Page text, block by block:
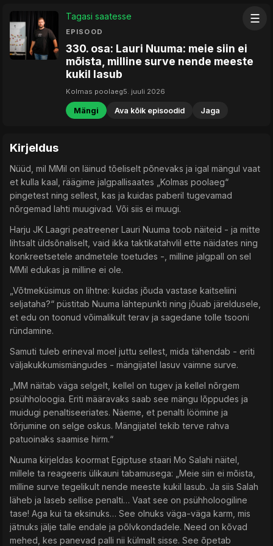
☰
Tagasi saatesse
EPISOOD
330. osa: Lauri Nuuma: meie siin ei
mõista, milline surve nende meeste
kukil lasub
Kolmas poolaeg5. juuli 2026
Mängi Ava kõik episoodid Jaga
Kirjeldus
Nüüd, mil MMil on läinud tõeliselt põnevaks ja igal mängul vaat
et kulla kaal, räägime jalgpallisaates „Kolmas poolaeg“
pingetest ning sellest, kas ja kuidas paberil tugevamad
nõrgemad lahti muugivad. Või siis ei muugi.
Harju JK Laagri peatreener Lauri Nuuma toob näiteid - ja mitte
lihtsalt üldsõnaliselt, vaid ikka taktikatahvlil ette näidates ning
konkreetsetele andmetele toetudes -, milline jalgpall on sel
MMil edukas ja milline ei ole.
„Võtmeküsimus on lihtne: kuidas jõuda vastase kaitseliini
seljataha?“ püstitab Nuuma lähtepunkti ning jõuab järeldusele,
et edu on toonud võimalikult terav ja sagedane tolle tsooni
ründamine.
Samuti tuleb erineval moel juttu sellest, mida tähendab - eriti
väljakukkumismängudes - mängijatel lasuv vaimne surve.
„MM näitab väga selgelt, kellel on tugev ja kellel nõrgem
psühholoogia. Eriti määravaks saab see mängu lõppudes ja
muidugi penaltiseeriates. Näeme, et penalti löömine ja
tõrjumine on selge oskus. Mängijatel tekib terve rahva
patuoinaks saamise hirm.“
Nuuma kirjeldas koormat Egiptuse staari Mo Salahi näitel,
millele ta reageeris ülikauni tabamusega: „Meie siin ei mõista,
milline surve tegelikult nende meeste kukil lasub. Ja siis Salah
läheb ja laseb sellise penalti… Vaat see on psühholoogiline
tase! Aga kui ta eksinuks… See olnuks väga-väga karm, mis
jätnuks jälje talle endale ja põlvkondadele. Need on kõvad
mehed, kes panevad palli nii külmalt sisse. See õpetab